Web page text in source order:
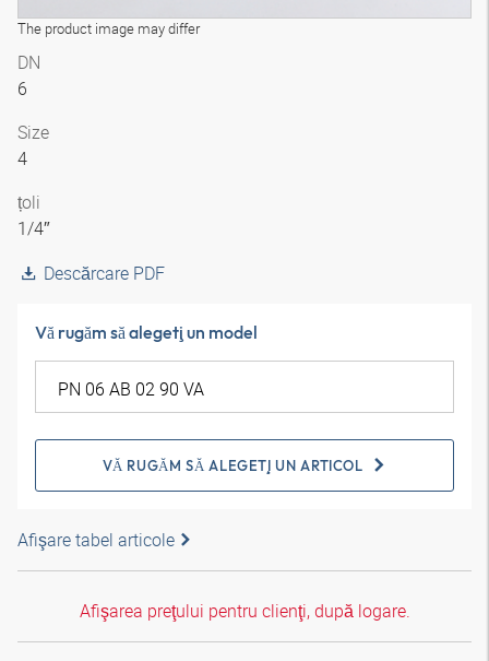
The product image may differ
DN
6
Size
4
țoli
1/4″
Descărcare PDF
Vă rugăm să alegeţi un model
VĂ RUGĂM SĂ ALEGEŢI UN ARTICOL
Afişare tabel articole
Afişarea preţului pentru clienţi, după logare.